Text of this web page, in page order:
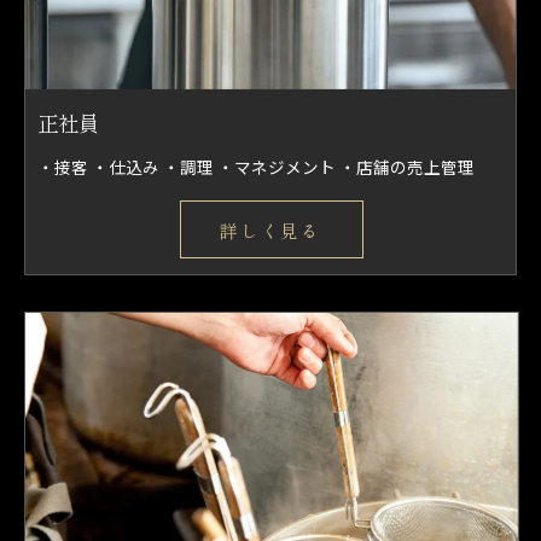
正社員
・接客 ・仕込み ・調理 ・マネジメント ・店舗の売上管理
詳しく見る